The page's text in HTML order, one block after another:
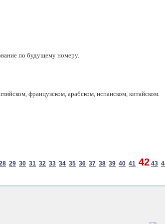
по будущему номеру.
французском, арабском, испанском, китайском.
29 30 31 32 33 34 35 36 37 38 39 40 41 42 43